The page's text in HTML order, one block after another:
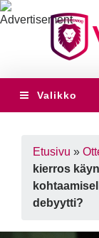
Valikko
Etusivu »
kierros
debyytti?